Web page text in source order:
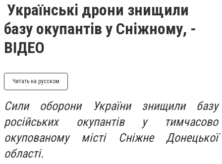
Українські дрони знищили
базу окупантів у Сніжному, -
ВІДЕО
Читать на русском
Сили оборони України знищили базу
російських окупантів у тимчасово
окупованому місті Сніжне Донецької
області.